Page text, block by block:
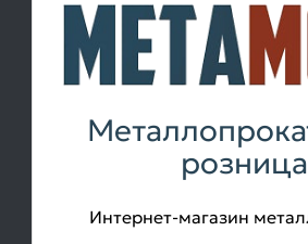
розница
Интернет-магазин